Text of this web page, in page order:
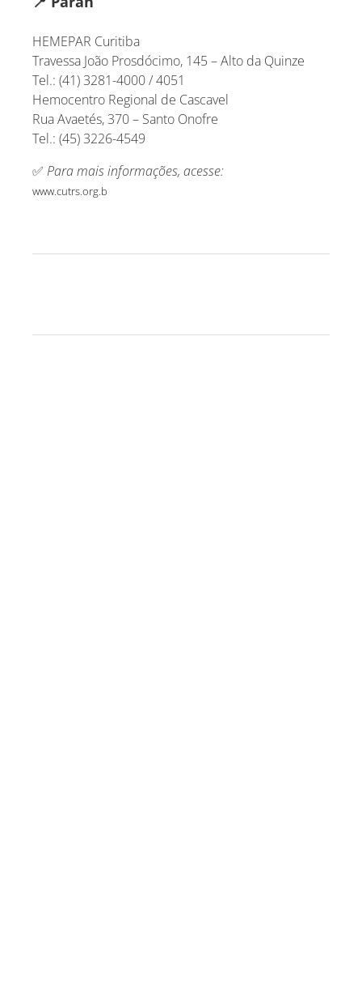
HEMEPAR Curitiba
Travessa João Prosdócimo, 145 – Alto da Quinze
Tel.: (41) 3281-4000 / 4051
Hemocentro Regional de Cascavel
Rua Avaetés, 370 – Santo Onofre
Tel.: (45) 3226-4549
✅Para mais informações, acesse:
www.cutrs.org.b